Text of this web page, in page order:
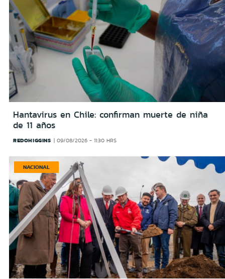
Hantavirus en Chile: confirman muerte de niña
de 11 años
REDOHIGGINS 09/08/2026 - 11:30 HRS
NACIONAL